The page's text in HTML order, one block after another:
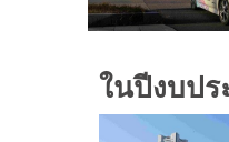
ในปีงบป